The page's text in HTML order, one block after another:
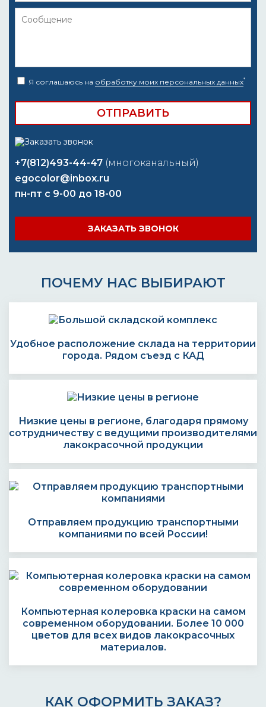
Я соглашаюсь на обработку моих персональных данных*
+7(812)493-44-47 (многоканальный)
egocolor@inbox.ru
пн-пт с 9-00 до 18-00
ЗАКАЗАТЬ ЗВОНОК
ПОЧЕМУ НАС ВЫБИРАЮТ
Удобное расположение склада на территории
города. Рядом съезд с КАД
Низкие цены в регионе, благодаря прямому
сотрудничеству с ведущими производителями
лакокрасочной продукции
Отправляем продукцию транспортными
компаниями по всей России!
Компьютерная колеровка краски на самом
современном оборудовании. Более 10 000
цветов для всех видов лакокрасочных
материалов.
КАК ОФОРМИТЬ ЗАКАЗ?